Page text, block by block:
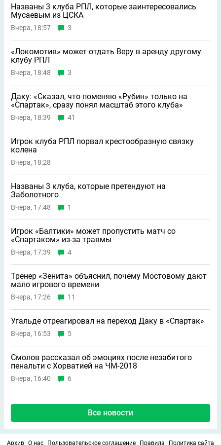
Названы 3 клуба РПЛ, которые заинтересовались
Мусаевым из ЦСКА
Вчера, 18:57 3
«Локомотив» может отдать Веру в аренду другому
клубу РПЛ
Вчера, 18:48 3
Даку: «Сказал, что поменяю «Рубин» только на
«Спартак», сразу понял масштаб этого клуба»
Вчера, 18:39 41
Игрок клуба РПЛ порвал крестообразную связку
колена
Вчера, 18:28
Названы 3 клуба, которые претендуют на
Заболотного
Вчера, 17:48 1
Игрок «Балтики» может пропустить матч со
«Спартаком» из-за травмы
Вчера, 17:39 4
Тренер «Зенита» объяснил, почему Мостовому дают
мало игрового времени
Вчера, 17:26 11
Угальде отреагировал на переход Даку в «Спартак»
Вчера, 16:53 5
Смолов рассказал об эмоциях после незабитого
пенальти с Хорватией на ЧМ-2018
Вчера, 16:40 6
Все новости
Архив О нас Пользовательское соглашение Правила Политика сайта